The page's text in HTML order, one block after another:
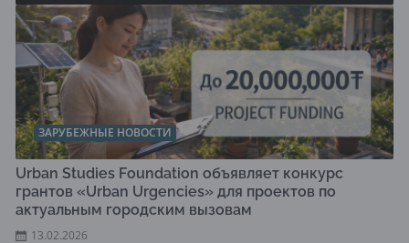
ЗАРУБЕЖНЫЕ НОВОСТИ
Urban Studies Foundation объявляет конкурс
грантов «Urban Urgencies» для проектов по
актуальным городским вызовам
13.02.2026